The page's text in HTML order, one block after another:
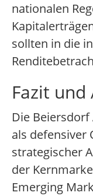
nationalen
sollten in die
Fazit und
Die
als
strategischer
der
Emerging